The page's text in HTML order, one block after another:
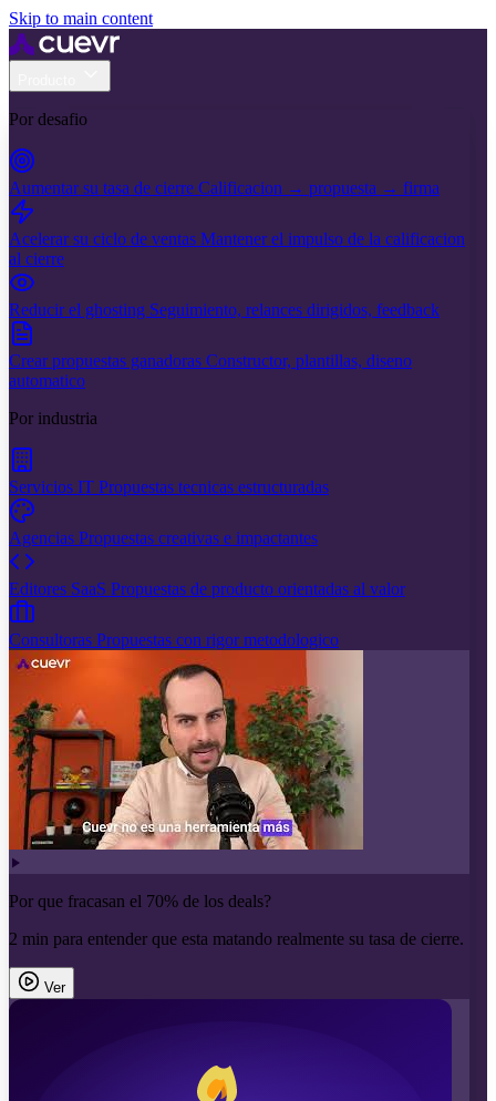
Skip to main content
Por desafio
Aumentar su tasa de cierre Calificacion → propuesta → firma
Acelerar su ciclo de ventas Mantener el impulso de la calificacion
al cierre
Reducir el ghosting Seguimiento, relances dirigidos, feedback
Crear propuestas ganadoras Constructor, plantillas, diseno
automatico
Por industria
Servicios IT Propuestas tecnicas estructuradas
Agencias Propuestas creativas e impactantes
Editores SaaS Propuestas de producto orientadas al valor
Consultoras Propuestas con rigor metodologico
Por que fracasan el 70% de los deals?
2 min para entender que esta matando realmente su tasa de cierre.
Ver